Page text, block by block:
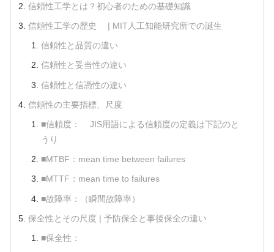
信頼性工学とは？初心者のための基礎知識
信頼性工学の歴史 | MIT人工知能研究所での誕生
信頼性と品質の違い
信頼性と妥当性の違い
信頼性と信憑性の違い
信頼性の主要指標、尺度
■信頼度： JIS用語による信頼度の定義は下記のと
うり
■MTBF：mean time between failures
■MTTF：mean time to failures
■故障率：（瞬間故障率）
保全性とその尺度 | 予防保全と事後保全の違い
■保全性：